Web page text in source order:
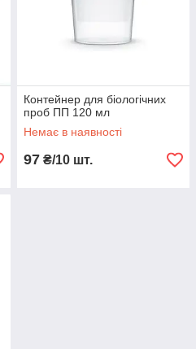
Контейнер для біологічних
проб ПП 120 мл
Немає в наявності
97 ₴/10 шт.